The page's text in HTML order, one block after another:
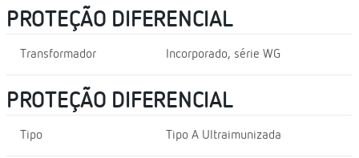
PROTEÇÃO DIFERENCIAL
Transformador Incorporado, série WG
PROTEÇÃO DIFERENCIAL
Tipo Tipo A Ultraimunizada